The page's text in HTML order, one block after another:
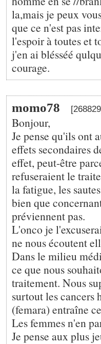
la,mais je peux
que ce n'est pas
l'espoir à toutes et
j'en ai blésséé
courage.
momo78
Bonjour,
Je pense qu'ils ont
effets secondaires
effet, peut-être
refuseraient le
la fatigue, les
bien que
préviennent pas.
L'onco je
ne nous écoutent
Dans le milieu
ce que nous
traitement. Nous
surtout les cancers
(femara) entraîne
Les femmes n'en
Je pense aux plus